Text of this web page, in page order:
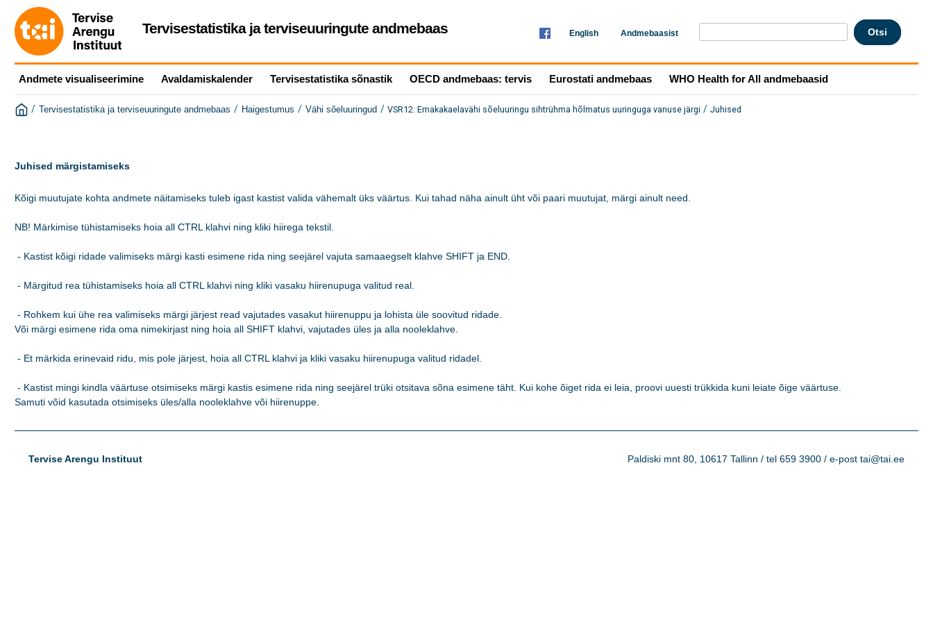
Tervisestatistika ja terviseuuringute andmebaas English Andmebaasist
Andmete visualiseerimine Avaldamiskalender Tervisestatistika sõnastik OECD andmebaas: tervis Eurostati andmebaas WHO Health for All andmebaasid
/ Tervisestatistika ja terviseuuringute andmebaas / Haigestumus / Vähi sõeluuringud / VSR12: Emakakaelavähi sõeluuringu sihtrühma hõlmatus uuringuga vanuse järgi / Juhised
Juhised märgistamiseks
Kõigi muutujate kohta andmete näitamiseks tuleb igast kastist valida vähemalt üks väärtus. Kui tahad näha ainult üht või paari muutujat, märgi ainult need.
NB! Märkimise tühistamiseks hoia all CTRL klahvi ning kliki hiirega tekstil.
- Kastist kõigi ridade valimiseks märgi kasti esimene rida ning seejärel vajuta samaaegselt klahve SHIFT ja END.
- Märgitud rea tühistamiseks hoia all CTRL klahvi ning kliki vasaku hiirenupuga valitud real.
- Rohkem kui ühe rea valimiseks märgi järjest read vajutades vasakut hiirenuppu ja lohista üle soovitud ridade.
Või märgi esimene rida oma nimekirjast ning hoia all SHIFT klahvi, vajutades üles ja alla nooleklahve.
- Et märkida erinevaid ridu, mis pole järjest, hoia all CTRL klahvi ja kliki vasaku hiirenupuga valitud ridadel.
- Kastist mingi kindla väärtuse otsimiseks märgi kastis esimene rida ning seejärel trüki otsitava sõna esimene täht. Kui kohe õiget rida ei leia, proovi uuesti trükkida kuni leiate õige väärtuse.
Samuti võid kasutada otsimiseks üles/alla nooleklahve või hiirenuppe.
Tervise Arengu Instituut Paldiski mnt 80, 10617 Tallinn / tel 659 3900 / e-post tai@tai.ee